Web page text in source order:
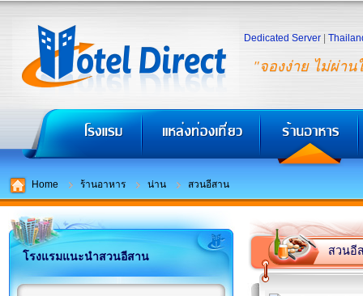
"จองง่าย ไม่ผ่าน
Dedicated Server
Home ร้านอาหาร น่าน สวนอีสาน
โรงแรมแนะนำสวนอีสาน สวนอี